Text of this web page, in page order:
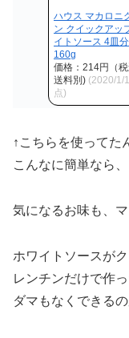
ハウス マカロニ
ン クイックアッ
イトソース 4皿分
160g
価格：214円（税
送料別) (2020/1/
点)
↑こちらを使ってた
こんなに簡単なら
気になるお味も、
ホワイトソースが
レンチンだけで作
ダマもなくできる